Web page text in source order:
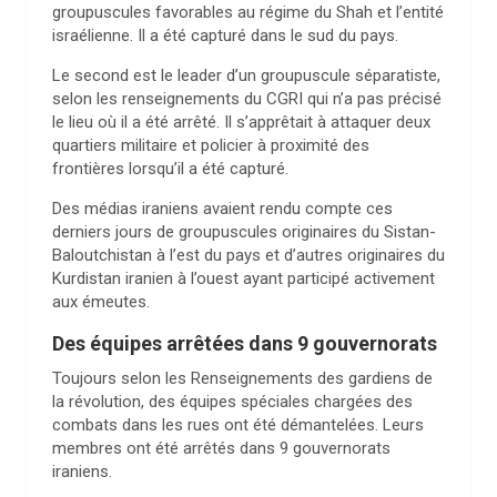
groupuscules favorables au régime du Shah et l’entité
israélienne. Il a été capturé dans le sud du pays.
Le second est le leader d’un groupuscule séparatiste,
selon les renseignements du CGRI qui n’a pas précisé
le lieu où il a été arrêté. Il s’apprêtait à attaquer deux
quartiers militaire et policier à proximité des
frontières lorsqu’il a été capturé.
Des médias iraniens avaient rendu compte ces
derniers jours de groupuscules originaires du Sistan-
Baloutchistan à l’est du pays et d’autres originaires du
Kurdistan iranien à l’ouest ayant participé activement
aux émeutes.
Des équipes arrêtées dans 9 gouvernorats
Toujours selon les Renseignements des gardiens de
la révolution, des équipes spéciales chargées des
combats dans les rues ont été démantelées. Leurs
membres ont été arrêtés dans 9 gouvernorats
iraniens.